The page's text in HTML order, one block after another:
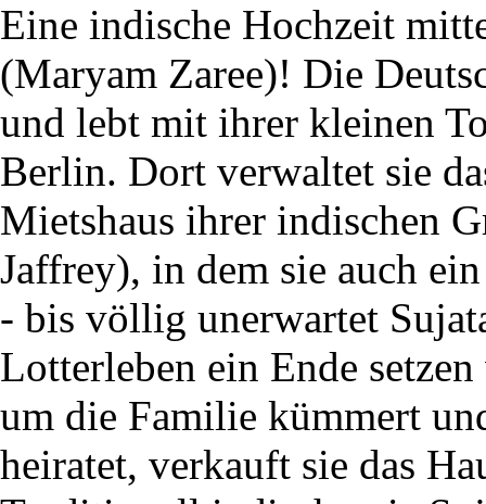
Eine indische Hochzeit
(Maryam Zaree)! Die
und lebt mit ihrer kleinen
Berlin. Dort verwaltet sie
Mietshaus ihrer indischen
Jaffrey), in dem sie auch
- bis völlig unerwartet
Lotterleben ein Ende
um die Familie kümmert
heiratet, verkauft sie das